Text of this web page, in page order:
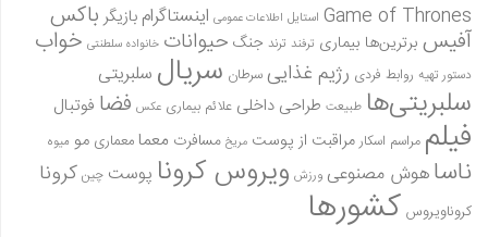
Game of Thrones استایل اطلاعات عمومی اینستاگرام بازیگر باکس
آفیس برترین‌ها بیماری ترفند ترند جنگ حیوانات خانواده سلطنتی خواب
دستور تهیه روابط فردی رژیم غذاییسرطان سریال سلبریتی
سلبریتی‌ها طبیعت طراحی داخلی علائم بیماری عکس فضا فوتبال
فیلم مراسم اسکارمراقبت از پوست مریخ مسافرت معمامعماری مو میوه
ناساهوش مصنوعی ورزش ویروس کرونا پوست چین کرونا
کروناویروس کشورها